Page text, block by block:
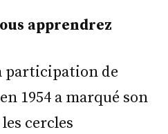
apprendrez
participation de
1954 a marqué son
cercles